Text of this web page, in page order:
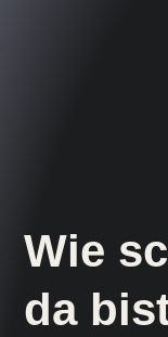
Wie
da